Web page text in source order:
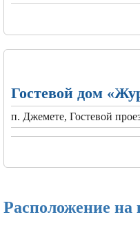
Гостевой дом
п. Джемете, Гостевой
Расположение на